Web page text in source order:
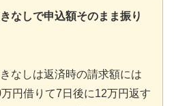
なしで申込額そのまま振り
なしは返済時の請求額には
円借りて7日後に12万円返す